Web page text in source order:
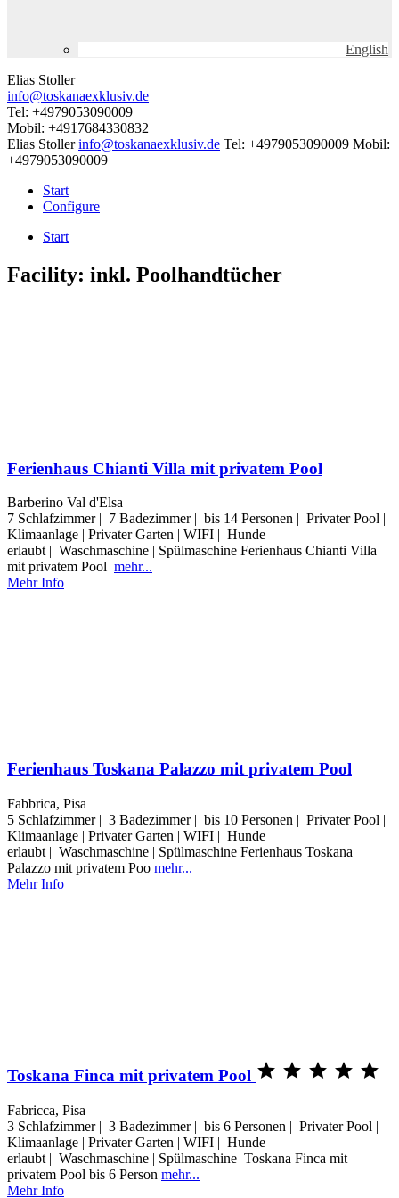
English
Elias Stoller
info@toskanaexklusiv.de
Tel: +4979053090009
Mobil: +4917684330832
Elias Stoller info@toskanaexklusiv.de Tel: +4979053090009 Mobil:
+4979053090009
Start
Configure
Start
Facility: inkl. Poolhandtücher
Ferienhaus Chianti Villa mit privatem Pool
Barberino Val d'Elsa
7 Schlafzimmer | 7 Badezimmer | bis 14 Personen | Privater Pool |
Klimaanlage | Privater Garten | WIFI | Hunde
erlaubt | Waschmaschine | Spülmaschine Ferienhaus Chianti Villa
mit privatem Pool mehr...
Mehr Info
Ferienhaus Toskana Palazzo mit privatem Pool
Fabbrica, Pisa
5 Schlafzimmer | 3 Badezimmer | bis 10 Personen | Privater Pool |
Klimaanlage | Privater Garten | WIFI | Hunde
erlaubt | Waschmaschine | Spülmaschine Ferienhaus Toskana
Palazzo mit privatem Poo mehr...
Mehr Info
Toskana Finca mit privatem Pool     
Fabricca, Pisa
3 Schlafzimmer | 3 Badezimmer | bis 6 Personen | Privater Pool |
Klimaanlage | Privater Garten | WIFI | Hunde
erlaubt | Waschmaschine | Spülmaschine Toskana Finca mit
privatem Pool bis 6 Person mehr...
Mehr Info